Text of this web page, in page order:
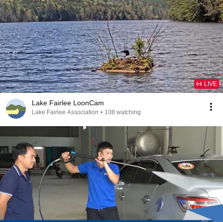
LIVE
Lake Fairlee LoonCam
Lake Fairlee Association • 108 watching